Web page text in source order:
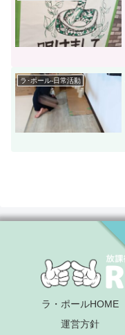
ラ･ポール-日常活動
ラ・ポールHOME
運営方針